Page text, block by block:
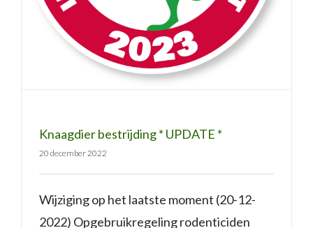
Knaagdier bestrijding * UPDATE *
20 december 2022
Wijziging op het laatste moment (20-12-
2022) Opgebruikregeling rodenticiden